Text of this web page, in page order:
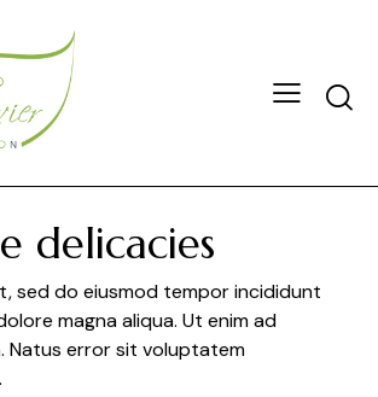
delicacies
sed do eiusmod tempor incididunt
magna aliqua. Ut enim ad
Natus error sit voluptatem